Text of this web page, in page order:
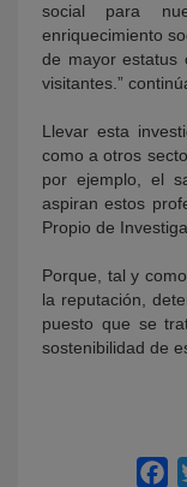
social para
enriquecimiento
de mayor estatus
visitantes.”
Llevar esta
como a otros
por ejemplo, el
aspiran estos
Propio de
Porque, tal y
la reputación,
puesto que se
sostenibilidad de